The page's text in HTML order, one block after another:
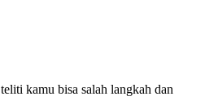
teliti kamu bisa salah langkah dan